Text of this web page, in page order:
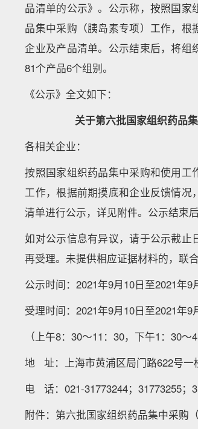
品清单的公示》。公示称，按照国
品集中采购（胰岛素专项）工作，
企业及产品清单。公示结束后，将组
81个产品6个组别。
《公示》全文如下：
关于第六批国家组织药品
各相关企业：
按照国家组织药品集中采购和使用工
工作，根据前期摸底和企业反馈情
清单进行公示，详见附件。公示结束
如对公示信息有异议，请于公示截
再受理。未提供相应证据材料的，联
公示时间：2021年9月10日至2021年9
受理时间：2021年9月10日至2021年9
（上午8：30～11：30，下午1：30～4
地 址：上海市黄浦区局门路622号一
电 话：021-31773244；31773255；
附件：第六批国家组织药品集中采购